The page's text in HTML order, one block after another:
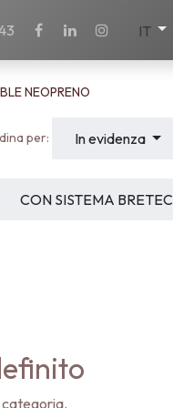
IT
NEOPRENO
per: In evidenza
CON SISTEMA BRETEC